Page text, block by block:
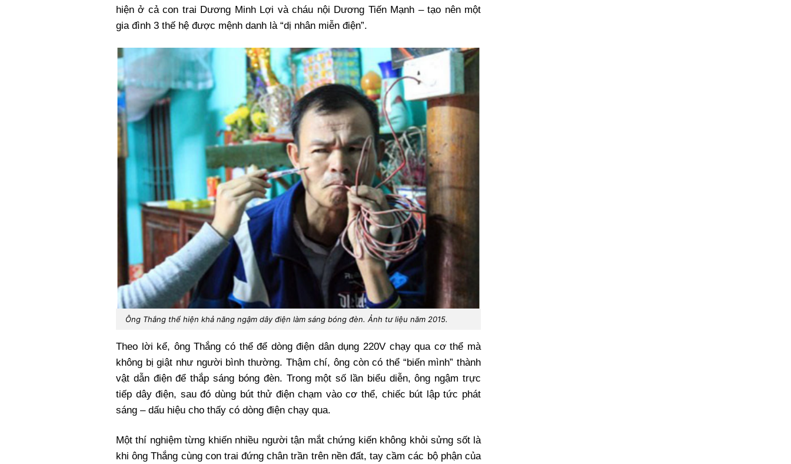
hiện ở cả con trai Dương Minh Lợi và cháu nội Dương Tiến Mạnh – tạo nên một
gia đình 3 thế hệ được mệnh danh là “dị nhân miễn điện”.
Ông Thắng thể hiện khả năng ngậm dây điện làm sáng bóng đèn. Ảnh tư liệu năm 2015.
Theo lời kể, ông Thắng có thể để dòng điện dân dụng 220V chạy qua cơ thể mà
không bị giật như người bình thường. Thậm chí, ông còn có thể “biến mình” thành
vật dẫn điện để thắp sáng bóng đèn. Trong một số lần biểu diễn, ông ngậm trực
tiếp dây điện, sau đó dùng bút thử điện chạm vào cơ thể, chiếc bút lập tức phát
sáng – dấu hiệu cho thấy có dòng điện chạy qua.
Một thí nghiệm từng khiến nhiều người tận mắt chứng kiến không khỏi sửng sốt là
khi ông Thắng cùng con trai đứng chân trần trên nền đất, tay cầm các bộ phận của